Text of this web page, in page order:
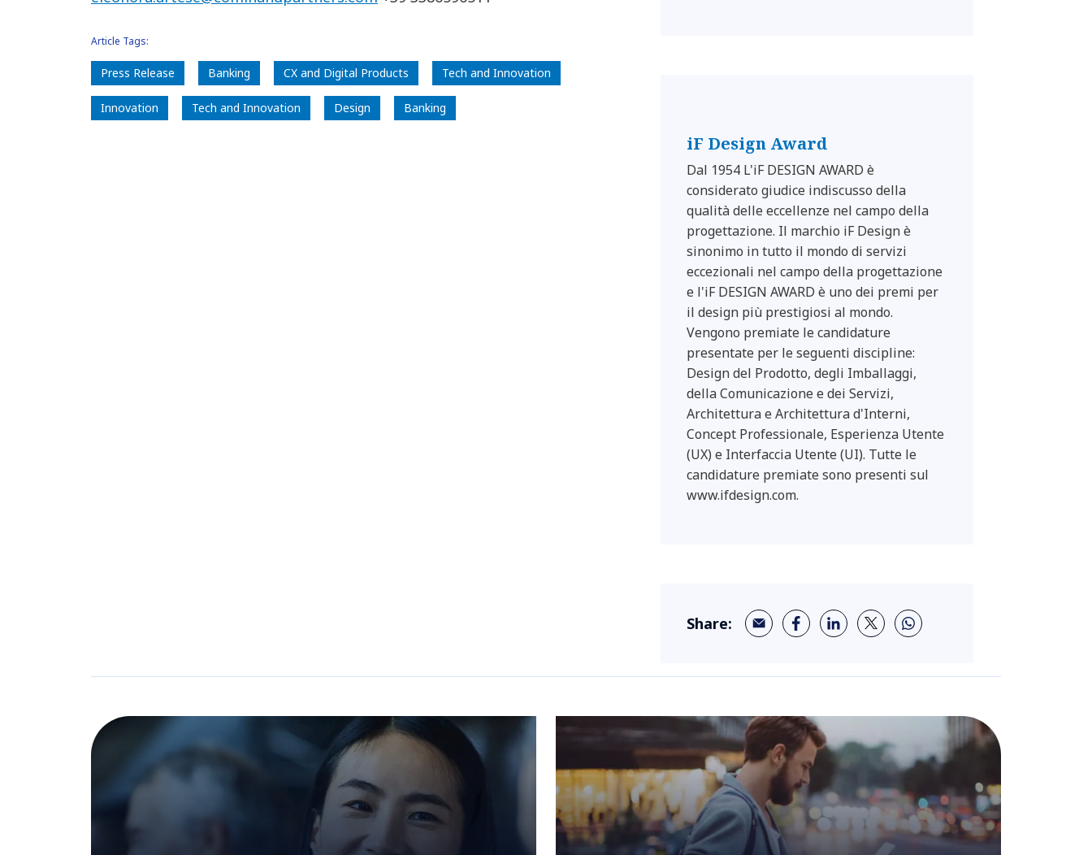
Article Tags:
Press Release Banking CX and Digital Products Tech and Innovation
Innovation Tech and Innovation Design Banking
iF Design Award
Dal 1954 L'iF DESIGN AWARD è
considerato giudice indiscusso della
qualità delle eccellenze nel campo della
progettazione. Il marchio iF Design è
sinonimo in tutto il mondo di servizi
eccezionali nel campo della progettazione
e l'iF DESIGN AWARD è uno dei premi per
il design più prestigiosi al mondo.
Vengono premiate le candidature
presentate per le seguenti discipline:
Design del Prodotto, degli Imballaggi,
della Comunicazione e dei Servizi,
Architettura e Architettura d'Interni,
Concept Professionale, Esperienza Utente
(UX) e Interfaccia Utente (UI). Tutte le
candidature premiate sono presenti sul
www.ifdesign.com.
Share: